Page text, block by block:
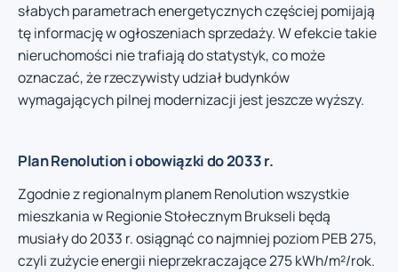
słabych parametrach energetycznych częściej pomijają
tę informację w ogłoszeniach sprzedaży. W efekcie takie
nieruchomości nie trafiają do statystyk, co może
oznaczać, że rzeczywisty udział budynków
wymagających pilnej modernizacji jest jeszcze wyższy.
Plan Renolution i obowiązki do 2033 r.
Zgodnie z regionalnym planem Renolution wszystkie
mieszkania w Regionie Stołecznym Brukseli będą
musiały do 2033 r. osiągnąć co najmniej poziom PEB 275,
czyli zużycie energii nieprzekraczające 275 kWh/m²/rok.